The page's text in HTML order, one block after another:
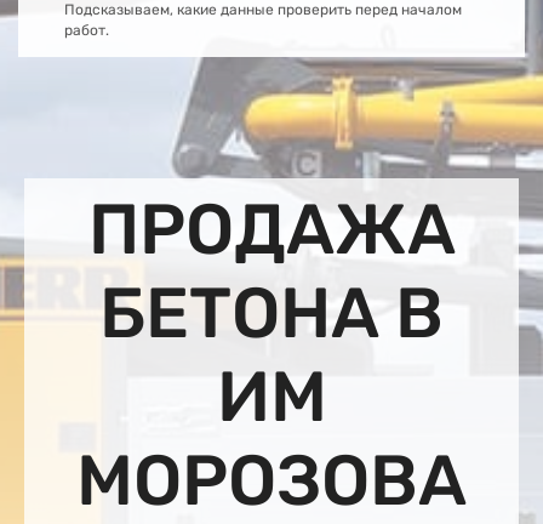
Подсказываем, какие данные проверить перед началом
работ.
ПРОДАЖА
БЕТОНА В
ИМ
МОРОЗОВА